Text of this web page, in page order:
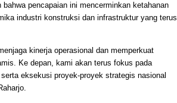
pencapaian ini mencerminkan ketahanan
industri konstruksi dan infrastruktur yang terus
kinerja operasional dan memperkuat
Ke depan, kami akan terus fokus pada
eksekusi proyek-proyek strategis nasional